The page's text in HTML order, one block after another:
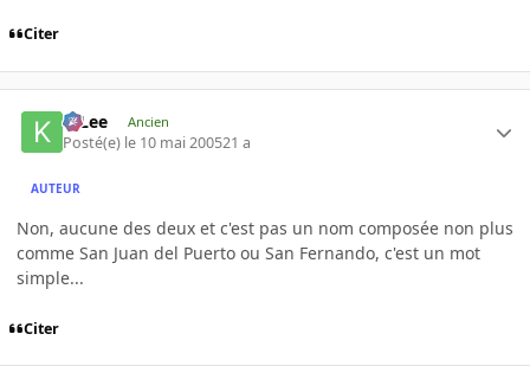
Citer
K-Lee Ancien
Posté(e) le 10 mai 200521 a
AUTEUR
Non, aucune des deux et c'est pas un nom composée non plus
comme San Juan del Puerto ou San Fernando, c'est un mot
simple...
Citer